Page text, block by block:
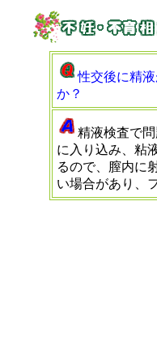
性交後に精
か？
精液検査で
に入り込み、粘
るので、膣内に
い場合があり、